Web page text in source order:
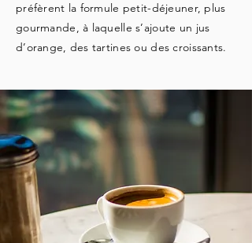
préfèrent la formule petit-déjeuner, plus
gourmande, à laquelle s’ajoute un jus
d’orange, des tartines ou des croissants.